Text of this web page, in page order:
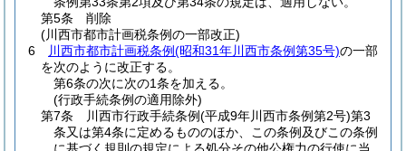
第5条 削除
(川西市都市計画税条例の一部改正)
6
川西市都市計画税条例(昭和31年川西市条例第35号)の一部
を次のように改正する。
第6条の次に次の1条を加える。
(行政手続条例の適用除外)
第7条 川西市行政手続条例(平成9年川西市条例第2号)第3
条又は第4条に定めるもののほか、この条例及びこの条例